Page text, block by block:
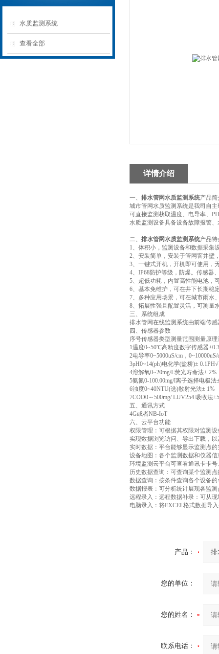
水质监测系统
查看全部
详情介绍
一、 排水管网水质监测系统产品简
城市管网水质监测系统是我司自
可直接监测获取温度、电导率、
水质监测设备具备设备故障报警
二、 排水管网水质监测系统产品特
1、体积小，监测设备和数据采集
2、安装简单，安装于管网窨井壁
3、一键式开机，开机即可使用，
4、IP68防护等级，防爆。传感器
5、超低功耗，内置高性能电池，
6、基本免维护，可在井下长期稳
7、多种应用场景，可在城市雨水
8、拓展性强且配置灵活，可测量
三、系统组成
排水管网在线监测系统由前端传
四、传感器参数
序号传感器类型测量范围测量原
1温度0~50℃高精度数字传感器
2电导率0~5000uS/cm，
3pH0~14(ph)电化学(盐桥)± 0.1PH√
4溶解氧0~20mg/L荧光寿命法± 2%
5氨氮0-100.00mg/l离子选择电极法
6浊度0~40NTU(选)散射光法± 1%
7COD0～500mg/ LUV254 吸收法
五、通讯方式
4G或者NB-IoT
六、云平台功能
权限管理：可根据其权限对监测
实现数据浏览访问、导出下载，
实时数据：平台能够显示监测点的
设备地图：各个监测数据和仪器
环境监测云平台可查看通讯卡卡
历史数据查询：可查询某个监测
数据查询：按条件查询各个设备
数据报表：可分析统计展现各监
远程录入：远程数据补录：可从
电脑录入：将EXCEL格式数据导
产品：
您的单位：
您的姓名：
联系电话：